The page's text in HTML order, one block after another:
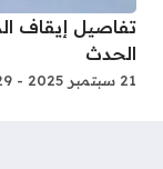
تفاصيل إيقاف
الحدث
21 سبتمبر 2025 - 11:29ص